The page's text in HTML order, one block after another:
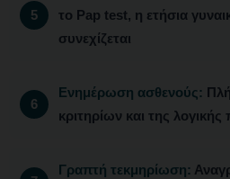
το Pap test, η ετήσια
συνεχίζεται
Ενημέρωση ασθενούς:
κριτηρίων και της
Γραπτή τεκμηρίωση: